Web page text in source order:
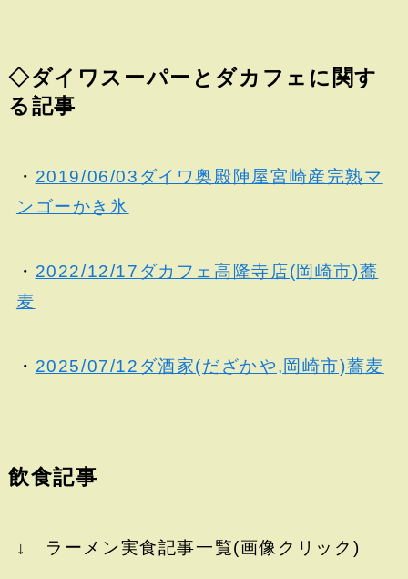
◇ダイワスーパーとダカフェに関す
る記事
・ 2019/06/03ダイワ奥殿陣屋宮崎産完熟マ
ンゴーかき氷
・ 2022/12/17ダカフェ高隆寺店(岡崎市)蕎
麦
・ 2025/07/12ダ酒家(だざかや,岡崎市)蕎麦
飲食記事
↓ ラーメン実食記事一覧(画像クリック)